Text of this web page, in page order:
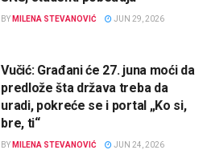
BY MILENA STEVANOVIĆ JUN 29, 2026
Vučić: Građani će 27. juna moći da
predlože šta država treba da
uradi, pokreće se i portal „Ko si,
bre, ti“
BY MILENA STEVANOVIĆ JUN 24, 2026